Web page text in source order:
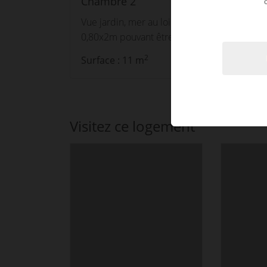
Vue jardin, mer au loin, 1 fenêtre, 2 lits de
0,80x2m pouvant être rassemblés
Surface : 11 m2
Visitez ce logement